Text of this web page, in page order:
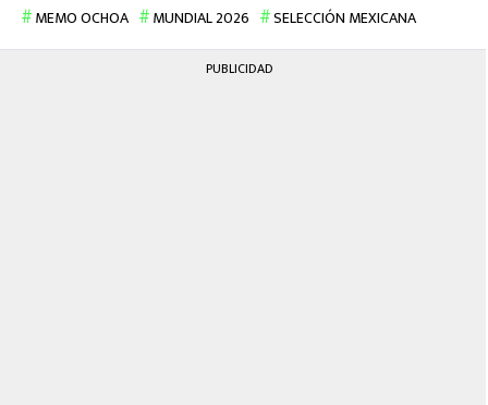
MEMO OCHOA MUNDIAL 2026 SELECCIÓN MEXICANA
PUBLICIDAD